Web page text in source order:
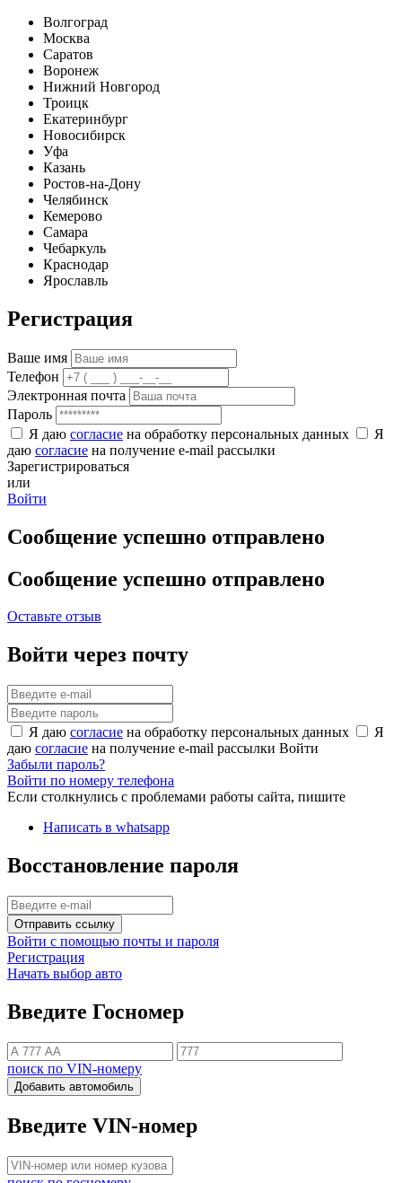
Волгоград
Москва
Саратов
Воронеж
Нижний Новгород
Троицк
Екатеринбург
Новосибирск
Уфа
Казань
Ростов-на-Дону
Челябинск
Кемерово
Самара
Чебаркуль
Краснодар
Ярославль
Регистрация
Ваше имя
Телефон
Электронная почта
Пароль
Я даю согласие на обработку персональных данных
Я
даю согласие на получение e-mail рассылки
Зарегистрироваться
или
Войти
Сообщение успешно отправлено
Сообщение успешно отправлено
Оставьте отзыв
Войти через почту
Я даю согласие на обработку персональных данных
Я
даю согласие на получение e-mail рассылки Войти
Забыли пароль?
Войти по номеру телефона
Если столкнулись с проблемами работы сайта, пишите
Написать в whatsapp
Восстановление пароля
Отправить ссылку
Войти с помощью почты и пароля
Регистрация
Начать выбор авто
Введите Госномер
поиск по VIN-номеру
Добавить автомобиль
Введите VIN-номер